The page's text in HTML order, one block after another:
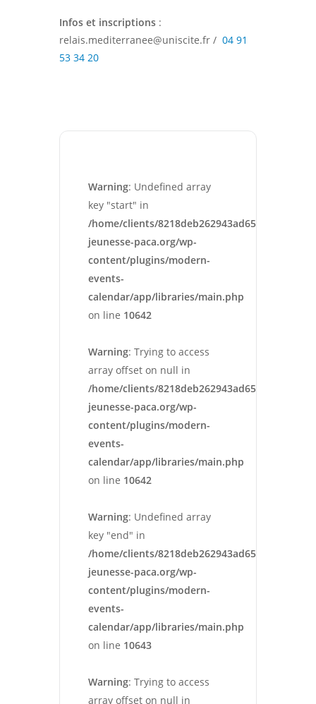
Infos et inscriptions :
relais.mediterranee@uniscite.fr / 04 91
53 34 20
Warning: Undefined array
key "start" in
/home/clients/
jeunesse-paca.org/wp-
content/plugins/modern-
events-
calendar/app/libraries/main.php
on line 10642
Warning: Trying to access
array offset on null in
/home/clients/
jeunesse-paca.org/wp-
content/plugins/modern-
events-
calendar/app/libraries/main.php
on line 10642
Warning: Undefined array
key "end" in
/home/clients/
jeunesse-paca.org/wp-
content/plugins/modern-
events-
calendar/app/libraries/main.php
on line 10643
Warning: Trying to access
array offset on null in